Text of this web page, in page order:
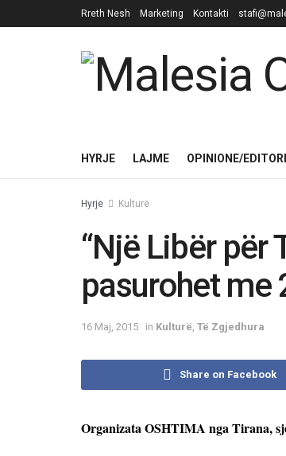
Rreth Nesh Marketing Kontakti
HYRJE LAJME OPINIONE/
Hyrje Kulturë
“Një Libër për
pasurohet me
16 Maj, 2015 in Kulturë Të Zgjedhura
Share on Facebook
Organizata OSHTIMA nga Tirana,